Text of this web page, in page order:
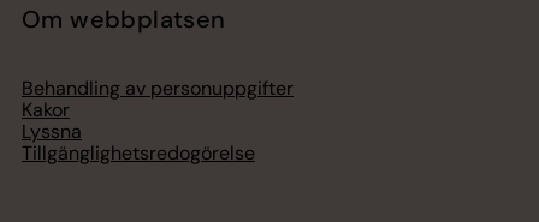
Om webbplatsen
Behandling av personuppgifter
Kakor
Lyssna
Tillgänglighetsredogörelse